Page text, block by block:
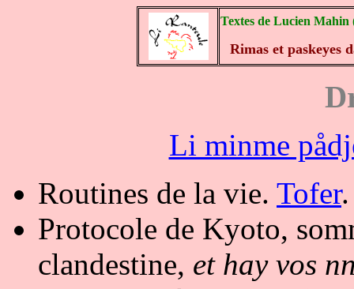
Textes de Lucien Mahin
Rimas et paskeyes
Li minme
Routines de la vie. Tofer.
Protocole de Kyoto,
clandestine, et hay vos